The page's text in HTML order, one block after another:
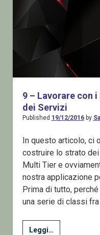
9 – Lavorare con
dei Servizi
Published 19/12/2016by
In questo articolo, ci
costruire lo strato
Multi Tier e
nostra applicazione
Prima di tutto,
una serie di classi
Leggi…9